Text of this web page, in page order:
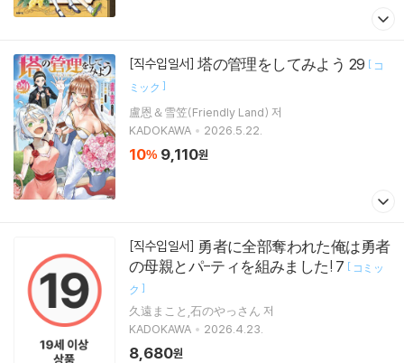
[직수입일서] 塔の管理をしてみよう 29 [ コ
ミック ]
盧恩＆雪笠(Friendly Land) 저
KADOKAWA
2026.5.22.
10% 9,110원
[직수입일서]
の母親とパ-ティを組みました! 7 [ コミッ
ク ]
久遠まこと,石のやっさん 저
KADOKAWA
2026.4.23.
8,680원